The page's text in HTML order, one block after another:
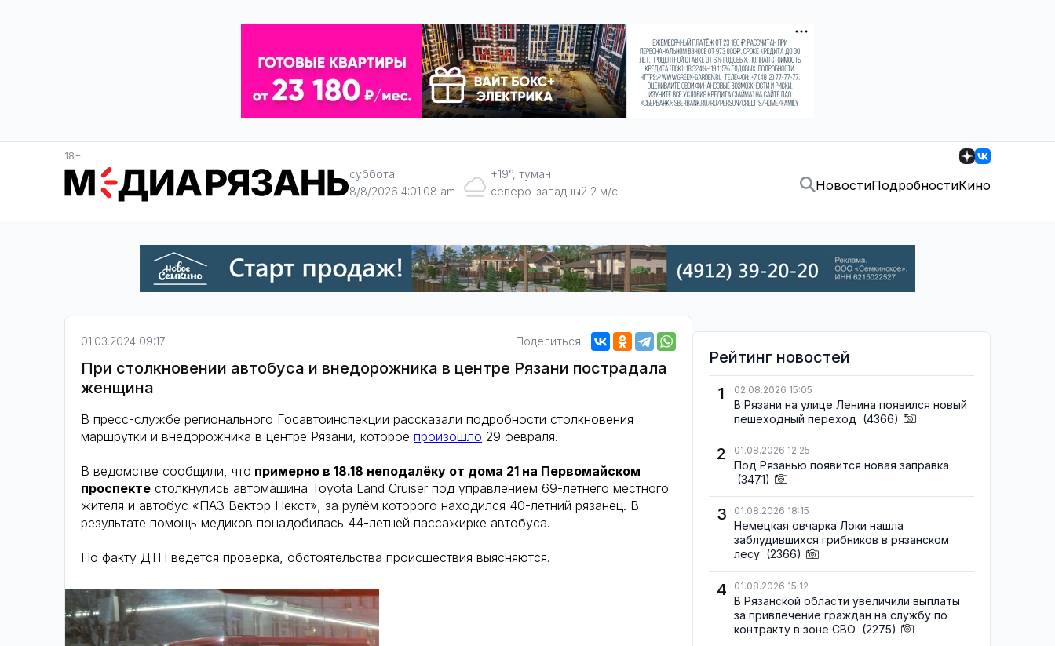
18+
суббота
8/8/2026 4:01:09 am
+19°, туман
северо-западный 2 м/с
НовостиПодробностиКино
01.03.2024 09:17 Поделиться:
При столкновении автобуса и внедорожника в центре Рязани пострадала
женщина
В пресс-службе регионального Госавтоинспекции рассказали подробности столкновения
маршрутки и внедорожника в центре Рязани, которое произошло 29 февраля.
В ведомстве сообщили, что примерно в 18.18 неподалёку от дома 21 на Первомайском
проспекте столкнулись автомашина Toyota Land Cruiser под управлением 69-летнего местного
жителя и автобус «ПАЗ Вектор Некст», за рулём которого находился 40-летний рязанец. В
результате помощь медиков понадобилась 44-летней пассажирке автобуса.
По факту ДТП ведётся проверка, обстоятельства происшествия выясняются.
Рейтинг новостей
1
02.08.2026 15:05
В Рязани на улице Ленина появился новый
пешеходный переход (4366)
2 01.08.2026 12:25
Под Рязанью появится новая заправка
(3471)
3 01.08.2026 18:15
Немецкая овчарка Локи нашла
заблудившихся грибников в рязанском
лесу (2366)
4 01.08.2026 15:12
В Рязанской области увеличили выплаты
за привлечение граждан на службу по
контракту в зоне СВО (2275)